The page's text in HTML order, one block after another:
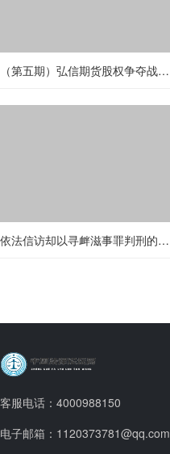
（第五期）弘信期货股权争夺战背后的真相
依法信访却以寻衅滋事罪判刑的非法性解读（第二期）
客服电话：4000988150
电子邮箱：1120373781@qq.com